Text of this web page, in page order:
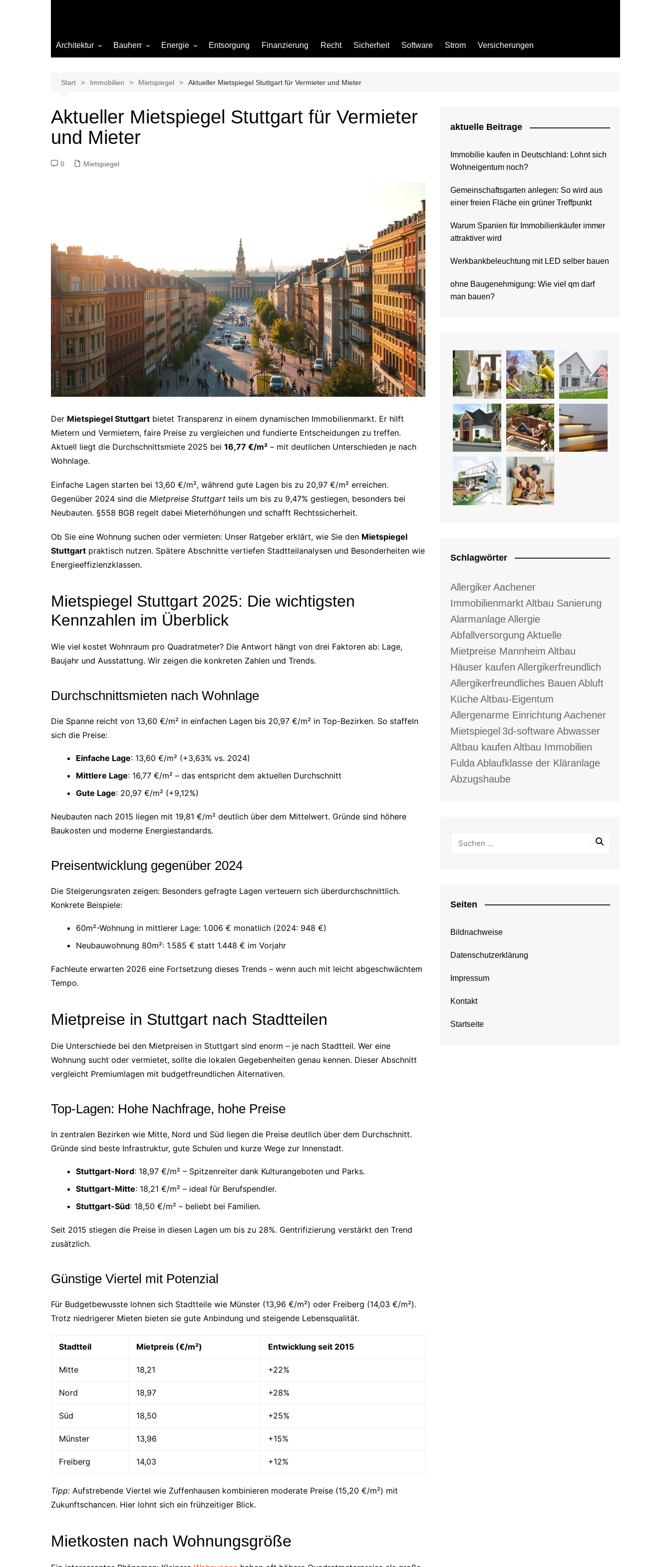
Architektur Bauherr
Beleuchtung
Büro
Materialien
Ökologisch bauen
Sanierung
Energie
Gas
Entsorgung Finanzierung Recht Sicherheit Software Strom Versicherungen
Start Immobilien Mietspiegel Aktueller Mietspiegel Stuttgart für Vermieter und Mieter
Aktueller Mietspiegel Stuttgart für Vermieter
und Mieter
0 Mietspiegel
Der Mietspiegel Stuttgart bietet Transparenz in einem dynamischen Immobilienmarkt. Er hilft
Mietern und Vermietern, faire Preise zu vergleichen und fundierte Entscheidungen zu treffen.
Aktuell liegt die Durchschnittsmiete 2025 bei 16,77 €/m² – mit deutlichen Unterschieden je nach
Wohnlage.
Einfache Lagen starten bei 13,60 €/m², während gute Lagen bis zu 20,97 €/m² erreichen.
Gegenüber 2024 sind die Mietpreise Stuttgart teils um bis zu 9,47% gestiegen, besonders bei
Neubauten. §558 BGB regelt dabei Mieterhöhungen und schafft Rechtssicherheit.
Ob Sie eine Wohnung suchen oder vermieten: Unser Ratgeber erklärt, wie Sie den Mietspiegel
Stuttgart praktisch nutzen. Spätere Abschnitte vertiefen Stadtteilanalysen und Besonderheiten wie
Energieeffizienzklassen.
Mietspiegel Stuttgart 2025: Die wichtigsten
Kennzahlen im Überblick
Wie viel kostet Wohnraum pro Quadratmeter? Die Antwort hängt von drei Faktoren ab: Lage,
Baujahr und Ausstattung. Wir zeigen die konkreten Zahlen und Trends.
Durchschnittsmieten nach Wohnlage
Die Spanne reicht von 13,60 €/m² in einfachen Lagen bis 20,97 €/m² in Top-Bezirken. So staffeln
sich die Preise:
Einfache Lage: 13,60 €/m² (+3,63% vs. 2024)
Mittlere Lage: 16,77 €/m² – das entspricht dem aktuellen Durchschnitt
Gute Lage: 20,97 €/m² (+9,12%)
Neubauten nach 2015 liegen mit 19,81 €/m² deutlich über dem Mittelwert. Gründe sind höhere
Baukosten und moderne Energiestandards.
Preisentwicklung gegenüber 2024
Die Steigerungsraten zeigen: Besonders gefragte Lagen verteuern sich überdurchschnittlich.
Konkrete Beispiele:
60m²-Wohnung in mittlerer Lage: 1.006 € monatlich (2024: 948 €)
Neubauwohnung 80m²: 1.585 € statt 1.448 € im Vorjahr
Fachleute erwarten 2026 eine Fortsetzung dieses Trends – wenn auch mit leicht abgeschwächtem
Tempo.
Mietpreise in Stuttgart nach Stadtteilen
Die Unterschiede bei den Mietpreisen in Stuttgart sind enorm – je nach Stadtteil. Wer eine
Wohnung sucht oder vermietet, sollte die lokalen Gegebenheiten genau kennen. Dieser Abschnitt
vergleicht Premiumlagen mit budgetfreundlichen Alternativen.
Top-Lagen: Hohe Nachfrage, hohe Preise
In zentralen Bezirken wie Mitte, Nord und Süd liegen die Preise deutlich über dem Durchschnitt.
Gründe sind beste Infrastruktur, gute Schulen und kurze Wege zur Innenstadt.
Stuttgart-Nord: 18,97 €/m² – Spitzenreiter dank Kulturangeboten und Parks.
Stuttgart-Mitte: 18,21 €/m² – ideal für Berufspendler.
Stuttgart-Süd: 18,50 €/m² – beliebt bei Familien.
Seit 2015 stiegen die Preise in diesen Lagen um bis zu 28%. Gentrifizierung verstärkt den Trend
zusätzlich.
Günstige Viertel mit Potenzial
Für Budgetbewusste lohnen sich Stadtteile wie Münster (13,96 €/m²) oder Freiberg (14,03 €/m²).
Trotz niedrigerer Mieten bieten sie gute Anbindung und steigende Lebensqualität.
Stadtteil Mietpreis (€/m²) Entwicklung seit 2015
Mitte 18,21 +22%
Nord 18,97 +28%
Süd 18,50 +25%
Münster 13,96 +15%
Freiberg 14,03 +12%
Tipp: Aufstrebende Viertel wie Zuffenhausen kombinieren moderate Preise (15,20 €/m²) mit
Zukunftschancen. Hier lohnt sich ein frühzeitiger Blick.
Mietkosten nach Wohnungsgröße
aktuelle Beitrage
Immobilie kaufen in Deutschland: Lohnt sich
Wohneigentum noch?
Gemeinschaftsgarten anlegen: So wird aus
einer freien Fläche ein grüner Treffpunkt
Warum Spanien für Immobilienkäufer immer
attraktiver wird
Werkbankbeleuchtung mit LED selber bauen
ohne Baugenehmigung: Wie viel qm darf
man bauen?
Schlagwörter
AllergikerAachener
ImmobilienmarktAltbau Sanierung
AlarmanlageAllergie
Abfallversorgung Aktuelle
Mietpreise Mannheim Altbau
Häuser kaufen Allergikerfreundlich
Allergikerfreundliches Bauen Abluft
KücheAltbau-Eigentum
Allergenarme Einrichtung Aachener
Mietspiegel 3d-softwareAbwasser
Altbau kaufen Altbau Immobilien
FuldaAblaufklasse der Kläranlage
Abzugshaube
Seiten
Bildnachweise
Datenschutzerklärung
Impressum
Kontakt
Startseite